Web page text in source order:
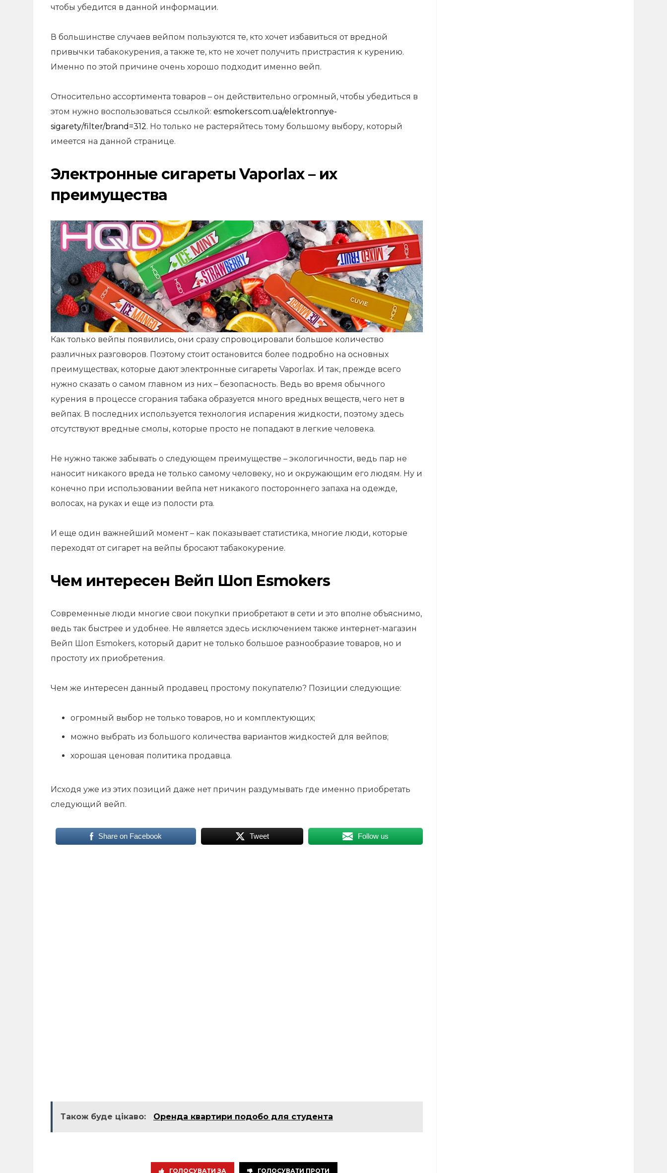
чтобы убедится в данной информации.
В большинстве случаев вейпом пользуются те, кто хочет избавиться от вредной
привычки табакокурения, а также те, кто не хочет получить пристрастия к курению.
Именно по этой причине очень хорошо подходит именно вейп.
Относительно ассортимента товаров – он действительно огромный, чтобы убедиться в
этом нужно воспользоваться ссылкой: esmokers.com.ua/elektronnye-
sigarety/filter/brand=312. Но только не растеряйтесь тому большому выбору, который
имеется на данной странице.
Электронные сигареты Vaporlax – их
преимущества
Как только вейпы появились, они сразу спровоцировали большое количество
различных разговоров. Поэтому стоит остановится более подробно на основных
преимуществах, которые дают электронные сигареты Vaporlax. И так, прежде всего
нужно сказать о самом главном из них – безопасность. Ведь во время обычного
курения в процессе сгорания табака образуется много вредных веществ, чего нет в
вейпах. В последних используется технология испарения жидкости, поэтому здесь
отсутствуют вредные смолы, которые просто не попадают в легкие человека.
Не нужно также забывать о следующем преимуществе – экологичности, ведь пар не
наносит никакого вреда не только самому человеку, но и окружающим его людям. Ну и
конечно при использовании вейпа нет никакого постороннего запаха на одежде,
волосах, на руках и еще из полости рта.
И еще один важнейший момент – как показывает статистика, многие люди, которые
переходят от сигарет на вейпы бросают табакокурение.
Чем интересен Вейп Шоп Esmokers
Современные люди многие свои покупки приобретают в сети и это вполне объяснимо,
ведь так быстрее и удобнее. Не является здесь исключением также интернет-магазин
Вейп Шоп Esmokers, который дарит не только большое разнообразие товаров, но и
простоту их приобретения.
Чем же интересен данный продавец простому покупателю? Позиции следующие:
огромный выбор не только товаров, но и комплектующих;
можно выбрать из большого количества вариантов жидкостей для вейпов;
хорошая ценовая политика продавца.
Исходя уже из этих позиций даже нет причин раздумывать где именно приобретать
следующий вейп.
Share on Facebook Tweet Follow us
Також буде цікаво: Оренда квартири подобо для студента
ГОЛОСУВАТИ ЗА ГОЛОСУВАТИ ПРОТИ